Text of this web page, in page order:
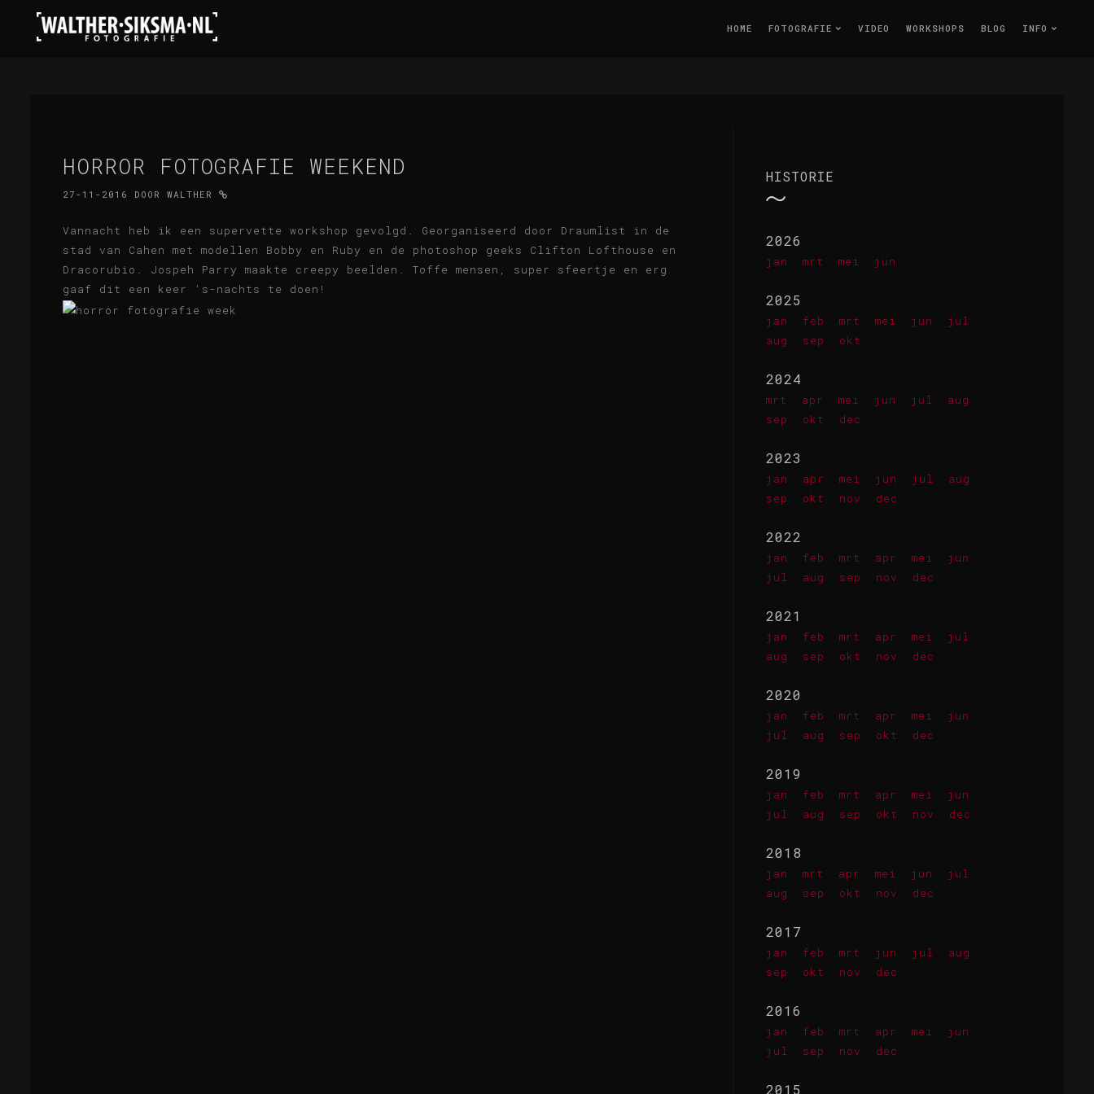
HOME FOTOGRAFIE VIDEO WORKSHOPS BLOG INFO
HORROR FOTOGRAFIE WEEKEND
27-11-2016 DOOR WALTHER
Vannacht heb ik een supervette workshop gevolgd. Georganiseerd door Draumlist in de
stad van Cahen met modellen Bobby en Ruby en de photoshop geeks Clifton Lofthouse en
Dracorubio. Jospeh Parry maakte creepy beelden. Toffe mensen, super sfeertje en erg
gaaf dit een keer 's-nachts te doen!
HISTORIE
2026
jan mrt mei jun
2025
jan feb mrt mei jun
jul
aug
sep okt
2024
mrt apr mei jun jul
aug
sep
okt dec
2023
jan apr mei jun jul
aug
sep
okt nov dec
2022
jan feb mrt apr mei
jun
jul
aug sep nov dec
2021
jan feb mrt apr mei
jul
aug
sep okt nov dec
2020
jan feb mrt apr mei
jun
jul
aug sep okt dec
2019
jan feb mrt apr mei
jun
jul
aug sep okt nov dec
2018
jan mrt apr mei jun
jul
aug
sep okt nov dec
2017
jan feb mrt jun jul
aug
sep
okt nov dec
2016
jan feb mrt apr mei
jun
jul
sep nov dec
2015